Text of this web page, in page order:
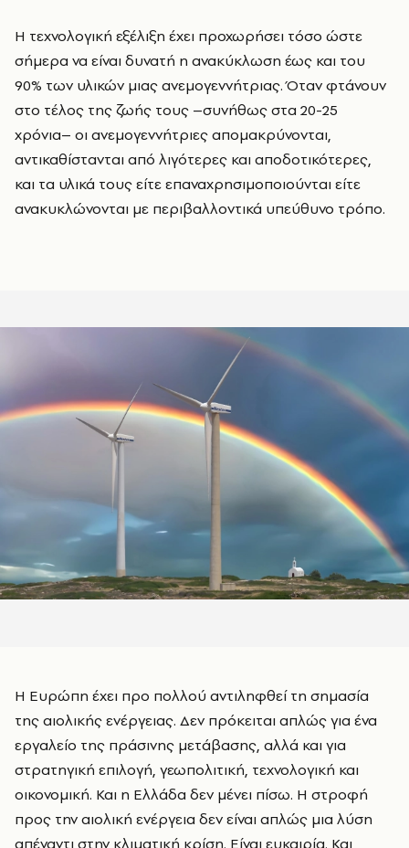
Η τεχνολογική εξέλιξη έχει προχωρήσει τόσο ώστε
σήμερα να είναι δυνατή η ανακύκλωση έως και του
90% των υλικών μιας ανεμογεννήτριας. Όταν φτάνουν
στο τέλος της ζωής τους –συνήθως στα 20-25
χρόνια– οι ανεμογεννήτριες απομακρύνονται,
αντικαθίστανται από λιγότερες και αποδοτικότερες,
και τα υλικά τους είτε επαναχρησιμοποιούνται είτε
ανακυκλώνονται με περιβαλλοντικά υπεύθυνο τρόπο.
Η Ευρώπη έχει προ πολλού αντιληφθεί τη σημασία
της αιολικής ενέργειας. Δεν πρόκειται απλώς για ένα
εργαλείο της πράσινης μετάβασης, αλλά και για
στρατηγική επιλογή, γεωπολιτική, τεχνολογική και
οικονομική. Και η Ελλάδα δεν μένει πίσω. Η στροφή
προς την αιολική ενέργεια δεν είναι απλώς μια λύση
απέναντι στην κλιματική κρίση. Είναι ευκαιρία. Και